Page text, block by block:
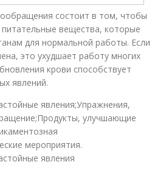
состоит в том, чтобы
вещества, которые
для нормальной работы. Если
это ухудшает работу многих
крови способствует
явлений.
явления;Упражнения,
улучшающие
мероприятия.
явления